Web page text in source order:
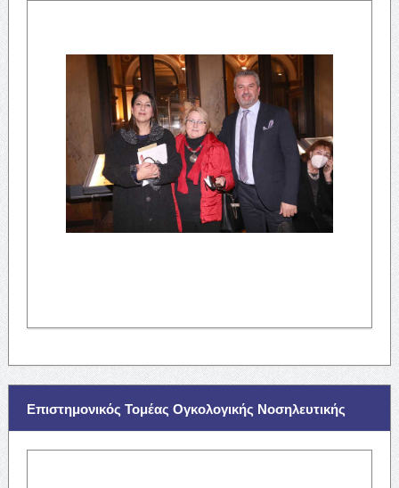
Επιστημονικός Τομέας Ογκολογικής Νοσηλευτικής